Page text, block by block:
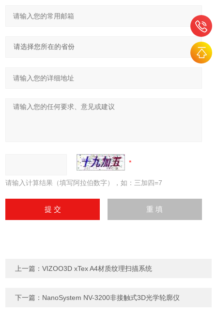
请输入计算结果（填写阿拉伯数字），如：三加四=7
上一篇：VIZOO3D xTex A4材质纹理扫描系统
下一篇： NanoSystem NV-3200非接触式3D光学轮廓仪